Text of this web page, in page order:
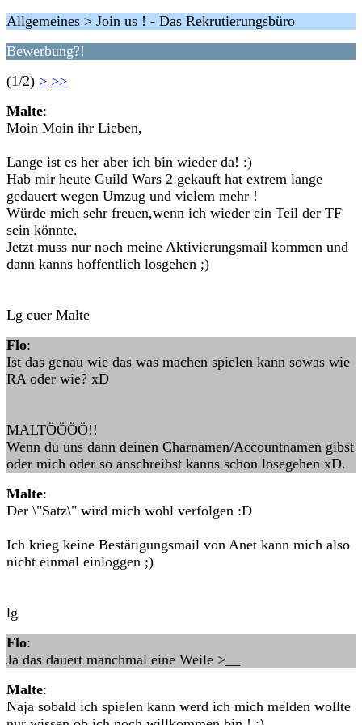
Allgemeines > Join us ! - Das Rekrutierungsbüro
Bewerbung?!
(1/2) > >>
Malte:
Moin Moin ihr Lieben,
Lange ist es her aber ich bin wieder da! :)
Hab mir heute Guild Wars 2 gekauft hat extrem lange
gedauert wegen Umzug und vielem mehr !
Würde mich sehr freuen,wenn ich wieder ein Teil der TF
sein könnte.
Jetzt muss nur noch meine Aktivierungsmail kommen und
dann kanns hoffentlich losgehen ;)
Lg euer Malte
Flo:
Ist das genau wie das was machen spielen kann sowas wie
RA oder wie? xD
MALTÖÖÖÖ!!
Wenn du uns dann deinen Charnamen/Accountnamen gibst
oder mich oder so anschreibst kanns schon losegehen xD.
Malte:
Der \"Satz\" wird mich wohl verfolgen :D
Ich krieg keine Bestätigungsmail von Anet kann mich also
nicht einmal einloggen ;)
lg
Flo:
Ja das dauert manchmal eine Weile >__
Malte:
Naja sobald ich spielen kann werd ich mich melden wollte